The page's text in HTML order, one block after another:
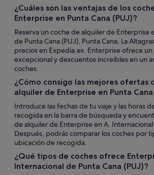
¿Cuáles son las ventajas de los
Enterprise en Punta Cana (PUJ)?
Reserva un coche de alquiler de Enterprise
de Punta Cana (PUJ), Punta Cana, La
precios en Expedia.es. Enterprise ofrece un
excepcional y descuentos increíbles en un
coches.
¿Cómo consigo las mejores ofertas
alquiler de Enterprise en Punta Cana
Introduce las fechas de tu viaje y las horas
recogida en la barra de búsqueda y
de alquiler de Enterprise en A. Internacional
Después, podrás comparar los coches por
ubicación de recogida.
¿Qué tipos de coches ofrece
Internacional de Punta Cana (PUJ)?